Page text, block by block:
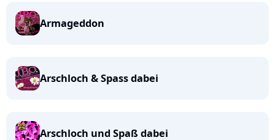
Armageddon
Arschloch & Spass dabei
Arschloch und Spaß dabei